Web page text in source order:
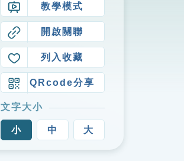
教學模式
開啟關聯
列入收藏
QRcode分享
文字大小
小 中 大